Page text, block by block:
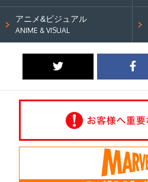
アニメ&ビジュアル
ANIME & VISUAL